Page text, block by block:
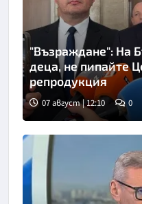
"Възраждане": На
деца, не пипайте
репродукция
07 август | 12:10 0